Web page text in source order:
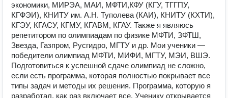
экономики, МИРЭА, МАИ, МФТИ,КФУ (КГУ, ТГГПУ,
КГФЭИ), КНИТУ им. А.Н. Туполева (КАИ), КНИТУ (КХТИ),
КГЭУ, КГАСУ, КГМУ, КГАВМ, КГАУ. Также я являюсь
репетитором по олимпиадам по физике МФТИ, ЗФТШ,
Звезда, Газпром, Русгидро, МГТУ и др. Мои ученики —
победители олимпиад МФТИ, МИФИ, МГТУ, МЭИ, ВШЭ.
Подготовиться к успешной сдаче олимпиад не сложно,
если есть программа, которая полностью покрывает все
типы задач и методы их решения. Программа, которую я
разработал, как раз включает все. Ученику открывается